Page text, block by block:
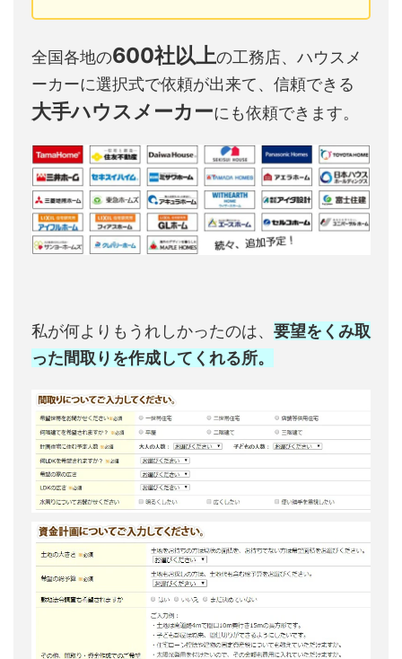
全国各地の600社以上の工務店、ハウスメ
ーカーに選択式で依頼が出来て、信頼できる
大手ハウスメーカーにも依頼できます。
私が何よりもうれしかったのは、 要望をくみ取
った間取りを作成してくれる所。